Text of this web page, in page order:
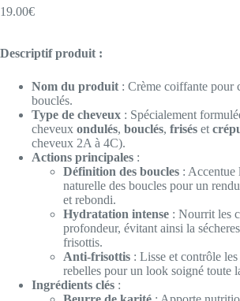
19.00€
Descriptif produit :
Nom du produit : Crème coiffante pour
bouclés.
Type de cheveux : Spécialement
cheveux ondulés, bouclés, frisés et
cheveux 2A à 4C).
Actions principales :
Définition des boucles : Accentue
naturelle des boucles pour un
et rebondi.
Hydratation intense : Nourrit les
profondeur, évitant ainsi la
frisottis.
Anti-frisottis : Lisse et contrôle les
rebelles pour un look soigné toute
Ingrédients clés :